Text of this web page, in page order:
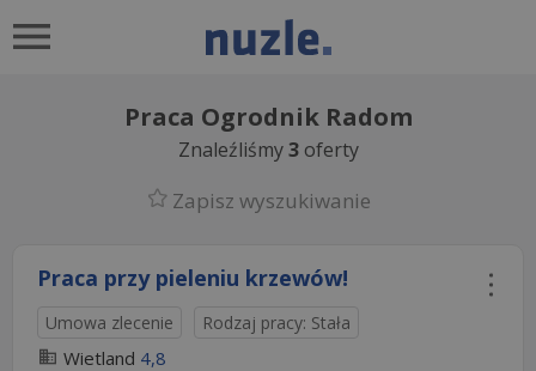
Praca Ogrodnik Radom
Znaleźliśmy3oferty
Zapisz wyszukiwanie
Praca przy pieleniu krzewów!
Umowa zlecenie Rodzaj pracy: Stała
Wietland 4,8